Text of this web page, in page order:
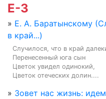
Е-З
» Е. А. Баратынскому
в край...)
Случилося, что в край
Перенесенный юга сын
Цветок увидел одинокий,
Цветок отеческих долин....
» Зовет нас жизнь: